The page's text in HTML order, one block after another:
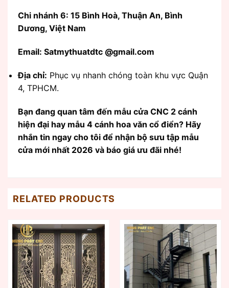
Chi nhánh 6: 15 Bình Hoà, Thuận An, Bình
Dương, Việt Nam
Email: Satmythuatdtc @gmail.com
Địa chỉ: Phục vụ nhanh chóng toàn khu vực Quận
4, TPHCM.
Bạn đang quan tâm đến mẫu cửa CNC 2 cánh
hiện đại hay mẫu 4 cánh hoa văn cổ điển? Hãy
nhắn tin ngay cho tôi để nhận bộ sưu tập mẫu
cửa mới nhất 2026 và báo giá ưu đãi nhé!
RELATED PRODUCTS